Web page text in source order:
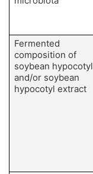
Fermented
composition of
soybean hypocotyl
and/or soybean
hypocotyl extract